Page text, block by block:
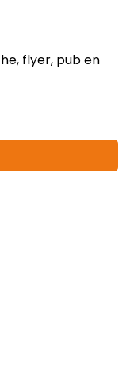
flyer, pub en